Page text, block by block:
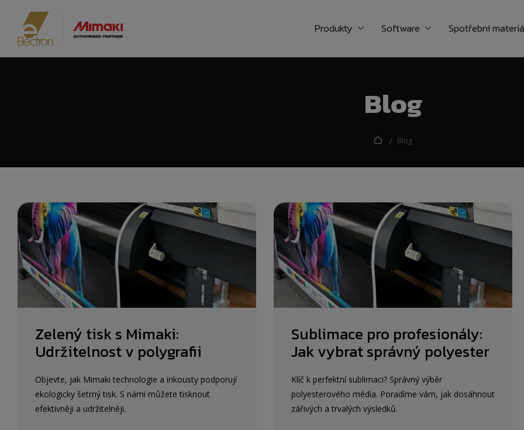
Produkty Software Spotřební
Blog
Blog
Zelený tisk s Mimaki:
Udržitelnost v polygrafii
Objevte, jak Mimaki technologie a inkousty podporují
ekologicky šetrný tisk. S námi můžete tisknout
efektivněji a udržitelněji.
Sublimace pro profesionály:
Jak vybrat správný polyester
Klíč k perfektní sublimaci? Správný výběr
polyesterového média. Poradíme vám, jak dosáhnout
zářivých a trvalých výsledků.